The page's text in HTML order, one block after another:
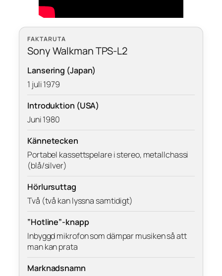
FAKTARUTA
Sony Walkman TPS-L2
Lansering (Japan)
1 juli 1979
Introduktion (USA)
Juni 1980
Kännetecken
Portabel kassettspelare i stereo, metallchassi
(blå/silver)
Hörlursuttag
Två (två kan lyssna samtidigt)
”Hotline”-knapp
Inbyggd mikrofon som dämpar musiken så att
man kan prata
Marknadsnamn